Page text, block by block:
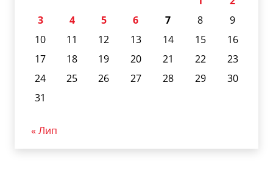
3
4 5 6 7 8
9
10
11 12 13 14 15
16
17
18 19 20 21 22
23
24
25 26 27 28 29
30
31
« Лип